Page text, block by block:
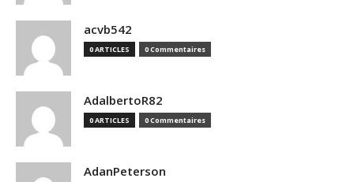
acvb542
0 ARTICLES 0 Commentaires
AdalbertoR82
0 ARTICLES 0 Commentaires
AdanPeterson